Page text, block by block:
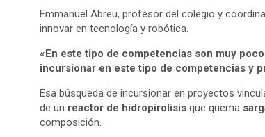
Emmanuel Abreu, profesor del colegio y
innovar en tecnología y robótica.
«En este tipo de competencias son muy
incursionar en este tipo de competencias y
Esa búsqueda de incursionar en proyectos
de un reactor de hidropirolisis que quema
composición.